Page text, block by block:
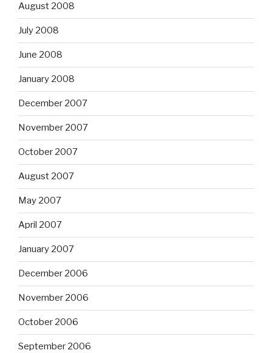
August 2008
July 2008
June 2008
January 2008
December 2007
November 2007
October 2007
August 2007
May 2007
April 2007
January 2007
December 2006
November 2006
October 2006
September 2006